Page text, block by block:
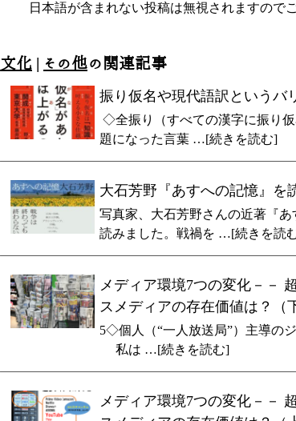
日本語が含まれない投稿は無視されますので
文化 | その他の関連記事
振り仮名や現代語訳というバ
◇全振り（すべての漢字に振り
題になった言葉 …[続きを読む]
大石芳野『あすへの記憶』を
写真家、大石芳野さんの近著『
読みました。戦禍を …[続きを読
メディア環境7つの変化－－
スメディアの存在価値は？（
5◇個人（“一人放送局”）主導の
私は …[続きを読む]
メディア環境7つの変化－－